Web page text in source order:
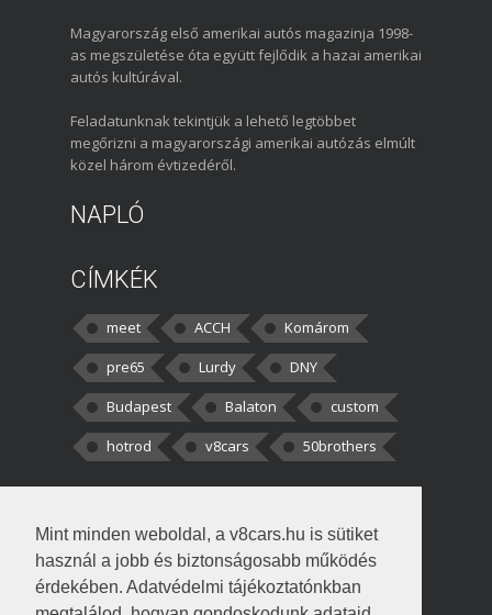
Mint minden weboldal, a v8cars.hu is sütiket
használ a jobb és biztonságosabb működés
érdekében. Adatvédelmi tájékoztatónkban
Magyarország első amerikai autós magazinja 1998-
as megszületése óta együtt fejlődik a hazai amerikai
autós kultúrával.
Feladatunknak tekintjük a lehető legtöbbet
megőrizni a magyarországi amerikai autózás elmúlt
közel három évtizedéről.
NAPLÓ
CÍMKÉK
meet ACCH
Komárom
pre65
Lurdy
DNY
Budapest
Balaton
custom
hotrod
v8cars 50brothers
kortisz:Elszúrtam! Én csak két
darabbaal számoltam. Nem tudtam, hogy fél autót,